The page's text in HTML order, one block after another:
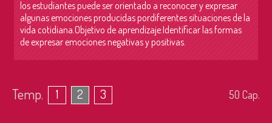
los estudiantes puede ser orientado a reconocer y expresar
algunas emociones producidas pordiferentes situaciones de la
vida cotidiana.Objetivo de aprendizaje:Identificar las formas
de expresar emociones negativas y positivas.
Temp. 1 2 3 50 Cap.